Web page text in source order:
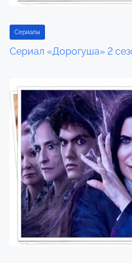
Сериалы
Сериал «Дорогуша» 2